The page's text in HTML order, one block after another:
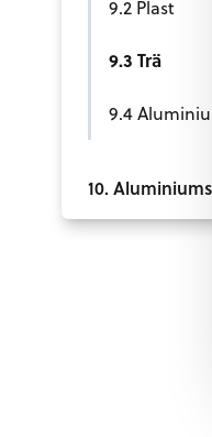
9.2 Plast
9.3 Trä
9.4
10.